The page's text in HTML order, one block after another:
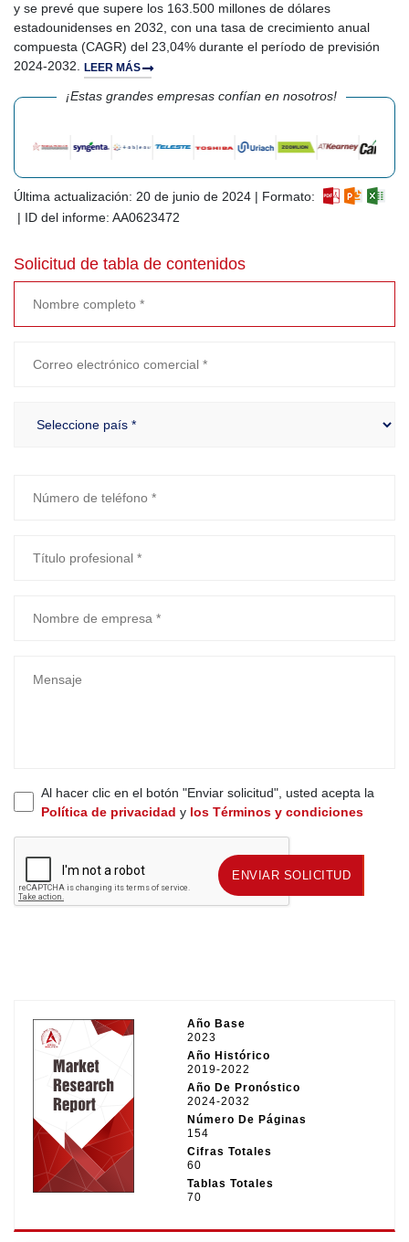
y se prevé que supere los 163.500 millones de dólares
estadounidenses en 2032, con una tasa de crecimiento anual
compuesta (CAGR) del 23,04% durante el período de previsión
2024-2032. LEER MÁS
¡Estas grandes empresas confían en nosotros!
Última actualización: 20 de junio de 2024 | Formato:
| ID del informe: AA0623472
Solicitud de tabla de contenidos
Al hacer clic en el botón "Enviar solicitud", usted acepta la
Política de privacidad y los Términos y condiciones
ENVIAR SOLICITUD ENVIAR SOLICITUD
Año Base
2023
Año Histórico
2019-2022
Año De Pronóstico
2024-2032
Número De Páginas
154
Cifras Totales
60
Tablas Totales
70